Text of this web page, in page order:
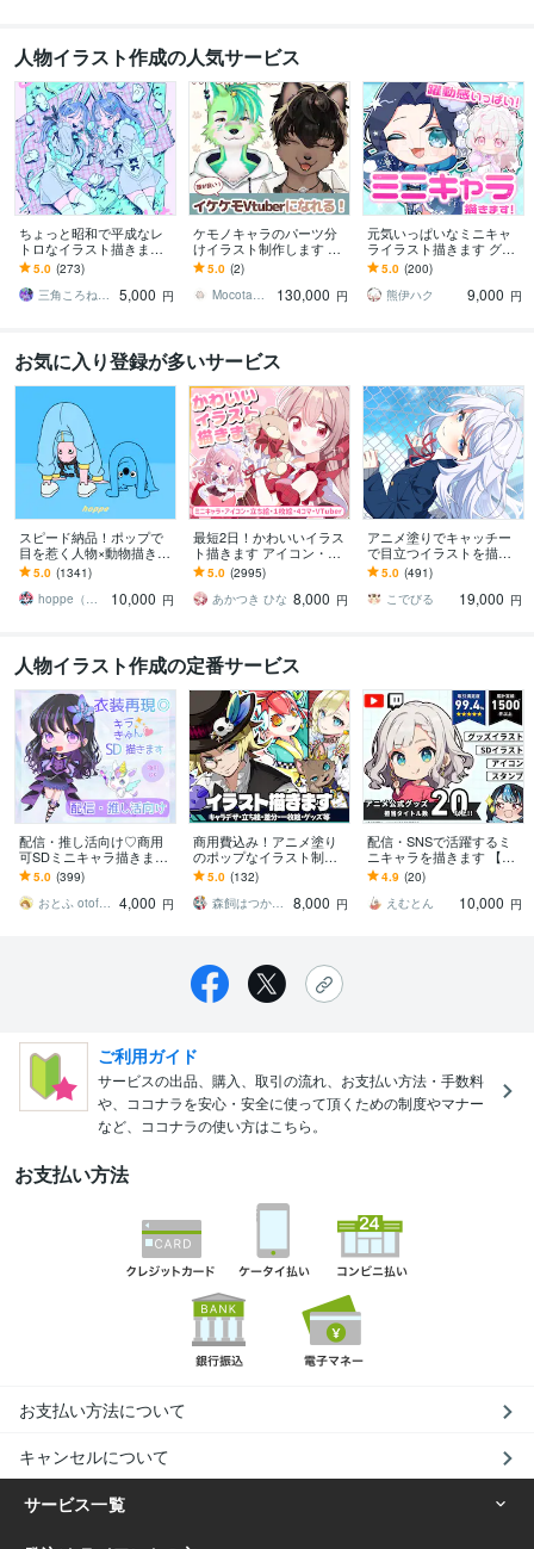
人物イラスト作成の人気サービス
ちょっと昭和で平成なレ
トロなイラスト描きます
昭和・平成レトロ☆ネオ
ン☆パステル
5.0 (273)
三角ころねる☆プロフ必読願います
5,000 円
ケモノキャラのパーツ分
けイラスト制作します 顔
が良いイケケモVtuberに
なりたい方、お任せくだ
さい！
5.0 (2)
Mocota（もこた）
130,000 円
元気いっぱいなミニキャ
ライラスト描きます グッ
ズ/動画/スタンプ/などに
5.0 (200)
熊伊ハク
9,000 円
お気に入り登録が多いサービス
スピード納品！ポップで
目を惹く人物×動物描きま
す 挿絵・動画・グッズな
ど鮮やかな配色で個性を
出したい方へ
5.0 (1341)
hoppe（ほっぺ）
10,000 円
最短2日！かわいいイラス
ト描きます アイコン・ミ
ニキャラ・４コマ・立ち
絵をスピード納品しま
す！
5.0 (2995)
あかつき ひな 8,000 円
アニメ塗りでキャッチー
で目立つイラストを描き
ます 動画用、スチル、ア
イコン等、目を引くイラ
ストをご希望の方に！
5.0 (491)
こでびる
19,000 円
人物イラスト作成の定番サービス
配信・推し活向け♡商用
可SDミニキャラ描きます
キラきゅん塗りでこだわ
り衣装や本人様寄せ可◎
丁寧に描きます
5.0 (399)
おとふ otofu labo 4,000 円
商用費込み！アニメ塗り
のポップなイラスト制作
します 配信、動画、SN
S、IRIAMやグッズに！幅
広く対応
5.0 (132)
森飼はつか／ｲﾗｽﾄﾚｰﾀｰ
8,000 円
配信・SNSで活躍するミ
ニキャラを描きます 【企
業実績多数】アニメ公式
グッズ担当のプロが制作
します！
4.9 (20)
えむとん
10,000 円
ご利用ガイド
サービスの出品、購入、取引の流れ、お支払い方法・手数料
や、ココナラを安心・安全に使って頂くための制度やマナー
など、ココナラの使い方はこちら。
お支払い方法
お支払い方法について
キャンセルについて